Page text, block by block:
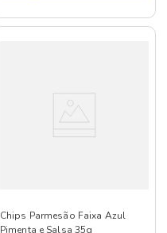
Chips Parmesão Faixa Azul
Pimenta e Salsa 35g